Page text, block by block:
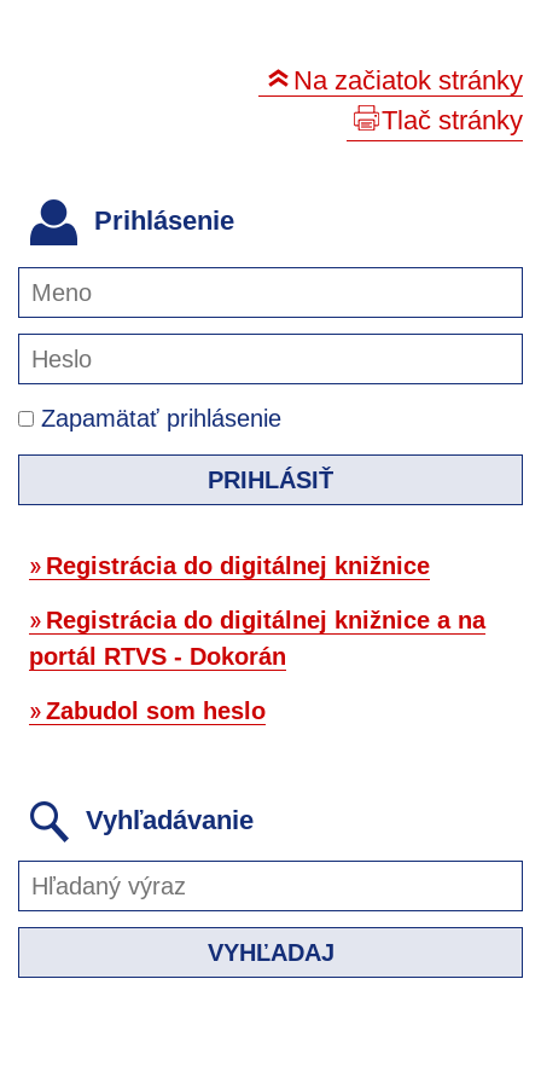
Na začiatok stránky
Tlač stránky
Prihlásenie
Zapamätať prihlásenie
PRIHLÁSIŤ
Registrácia do digitálnej knižnice
Registrácia do digitálnej knižnice a na
portál RTVS - Dokorán
Zabudol som heslo
Vyhľadávanie
VYHĽADAJ